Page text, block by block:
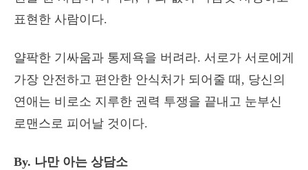
표현한 사람이다.
얄팍한 기싸움과 통제욕을 버려라. 서로가 서로에게
가장 안전하고 편안한 안식처가 되어줄 때, 당신의
연애는 비로소 지루한 권력 투쟁을 끝내고 눈부신
로맨스로 피어날 것이다.
By. 나만 아는 상담소